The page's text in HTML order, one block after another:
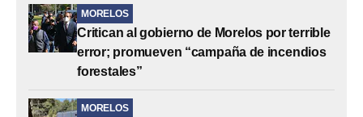
MORELOS
Critican al gobierno de Morelos por terrible
error; promueven “campaña de incendios
forestales”
MORELOS